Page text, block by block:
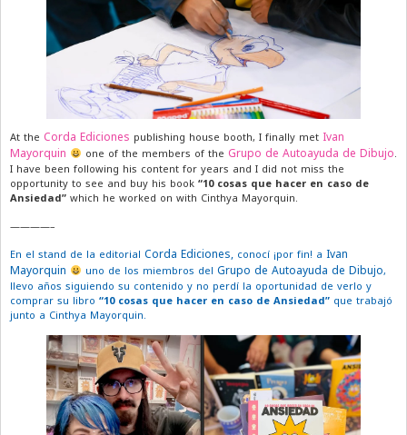
At the Corda Ediciones publishing house booth, I finally met Ivan
Mayorquin
one of the members of the Grupo de Autoayuda de Dibujo.
I have been following his content for years and I did not miss the
opportunity to see and buy his book “10 cosas que hacer en caso de
Ansiedad” which he worked on with Cinthya Mayorquin.
————–
En el stand de la editorial Corda Ediciones, conocí ¡por fin! a Ivan
Mayorquin
uno de los miembros del Grupo de Autoayuda de Dibujo,
llevo años siguiendo su contenido y no perdí la oportunidad de verlo y
comprar su libro “10 cosas que hacer en caso de Ansiedad” que trabajó
junto a Cinthya Mayorquin.